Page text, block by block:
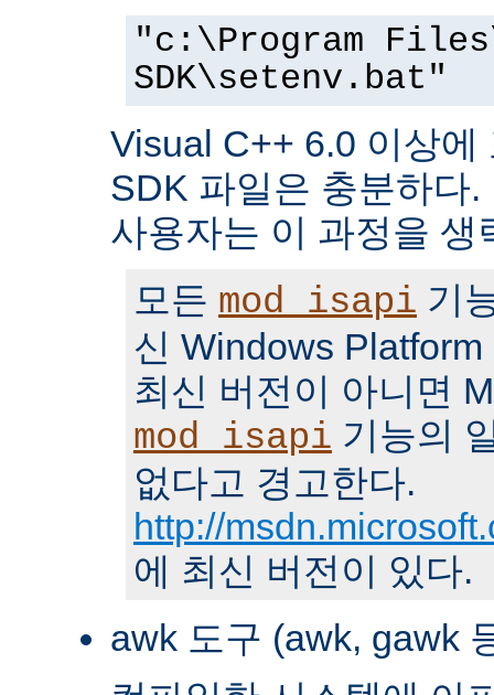
"c:\Program
SDK\setenv.bat"
Visual C++ 6.0 이상에
SDK 파일은 충분하다
사용자는 이 과정을 생
모든 mod_isapi 기
신 Windows
최신 버전이 아니면
mod_isapi 기능의
없다고 경고한다.
http://
에 최신 버전이 있다.
awk 도구 (awk, gawk